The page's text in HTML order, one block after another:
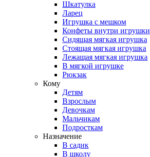
Шкатулка
Ларец
Игрушка с мешком
Конфеты внутри игрушки
Сидящая мягкая игрушка
Стоящая мягкая игрушка
Лежащая мягкая игрушка
В мягкой игрушке
Рюкзак
Кому
Детям
Взрослым
Девочкам
Мальчикам
Подросткам
Назначение
В садик
В школу